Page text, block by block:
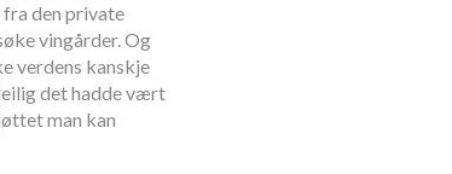
den private
vingårder. Og
verdens kanskje
det hadde vært
man kan